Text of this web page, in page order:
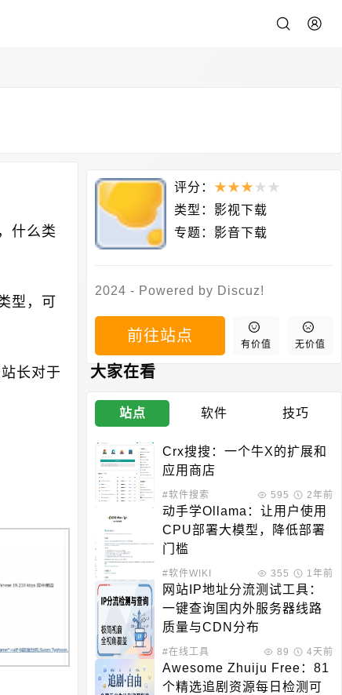
什么类
型，可
长对于
评分： ★★★ ★ ★
类型： 影视下载
专题： 影音下载
2024 - Powered by Discuz!
前往站点 有价值 无价值
大家在看
站点 软件 技巧
Crx搜搜：一个牛X的扩展和
应用商店
#软件搜索 595 2年前
动手学Ollama：让用户使用
CPU部署大模型，降低部署
门槛
#软件WIKI 355 1年前
网站IP地址分流测试工具：
一键查询国内外服务器线路
质量与CDN分布
#在线工具 89 4天前
Awesome Zhuiju Free：81
个精选追剧资源每日检测可